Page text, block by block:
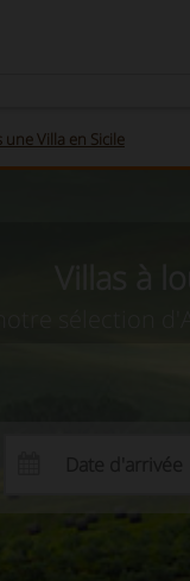
une Villa en Sicile
Villas à
sélection